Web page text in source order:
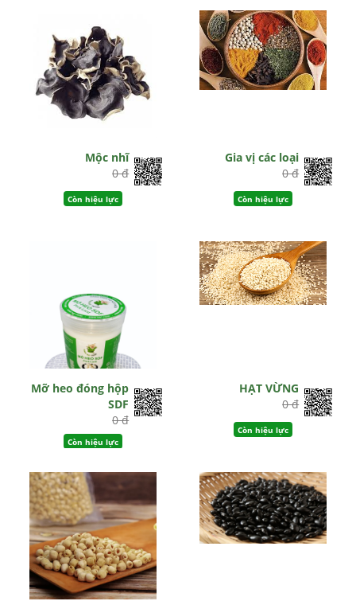
Mộc nhĩ
0 đ
Còn hiệu lực
Gia vị các loại
0 đ
Còn hiệu lực
Mỡ heo đóng hộp
SDF
0 đ
Còn hiệu lực
HẠT VỪNG
0 đ
Còn hiệu lực